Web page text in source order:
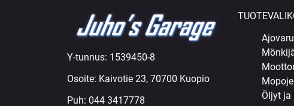
Y-tunnus: 1539450-8
Osoite: Kaivotie 23, 70700 Kuopio
Puh: 044 3417778
Öljyt